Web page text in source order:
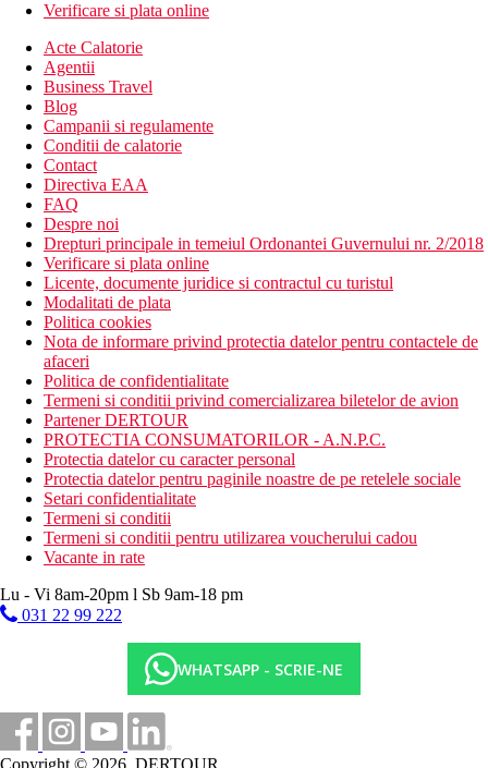
Verificare si plata online
Acte Calatorie
Agentii
Business Travel
Blog
Campanii si regulamente
Conditii de calatorie
Contact
Directiva EAA
FAQ
Despre noi
Drepturi principale in temeiul Ordonantei Guvernului nr. 2/2018
Verificare si plata online
Licente, documente juridice si contractul cu turistul
Modalitati de plata
Politica cookies
Nota de informare privind protectia datelor pentru contactele de
afaceri
Politica de confidentialitate
Termeni si conditii privind comercializarea biletelor de avion
Partener DERTOUR
PROTECTIA CONSUMATORILOR - A.N.P.C.
Protectia datelor cu caracter personal
Protectia datelor pentru paginile noastre de pe retelele sociale
Setari confidentialitate
Termeni si conditii
Termeni si conditii pentru utilizarea voucherului cadou
Vacante in rate
Lu - Vi 8am-20pm l Sb 9am-18 pm
031 22 99 222
WHATSAPP - SCRIE-NE